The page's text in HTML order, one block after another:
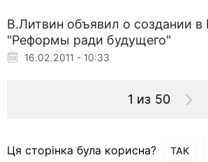
В.Литвин объявил о создании в
"Реформы ради будущего"
16.02.2011 - 10:33
1 из 50
Ця сторінка була корисна? ТАК